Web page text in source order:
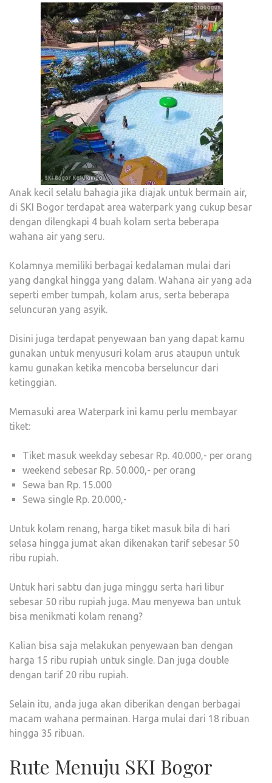
Anak kecil selalu bahagia jika diajak untuk bermain air,
di SKI Bogor terdapat area waterpark yang cukup besar
dengan dilengkapi 4 buah kolam serta beberapa
wahana air yang seru.
Kolamnya memiliki berbagai kedalaman mulai dari
yang dangkal hingga yang dalam. Wahana air yang ada
seperti ember tumpah, kolam arus, serta beberapa
seluncuran yang asyik.
Disini juga terdapat penyewaan ban yang dapat kamu
gunakan untuk menyusuri kolam arus ataupun untuk
kamu gunakan ketika mencoba berseluncur dari
ketinggian.
Memasuki area Waterpark ini kamu perlu membayar
tiket:
Tiket masuk weekday sebesar Rp. 40.000,- per orang
weekend sebesar Rp. 50.000,- per orang
Sewa ban Rp. 15.000
Sewa single Rp. 20.000,-
Untuk kolam renang, harga tiket masuk bila di hari
selasa hingga jumat akan dikenakan tarif sebesar 50
ribu rupiah.
Untuk hari sabtu dan juga minggu serta hari libur
sebesar 50 ribu rupiah juga. Mau menyewa ban untuk
bisa menikmati kolam renang?
Kalian bisa saja melakukan penyewaan ban dengan
harga 15 ribu rupiah untuk single. Dan juga double
dengan tarif 20 ribu rupiah.
Selain itu, anda juga akan diberikan dengan berbagai
macam wahana permainan. Harga mulai dari 18 ribuan
hingga 35 ribuan.
Rute Menuju SKI Bogor